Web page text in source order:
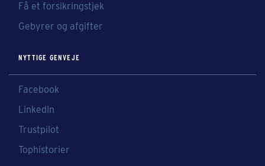
Få et forsikringstjek
Gebyrer og afgifter
NYTTIGE GENVEJE
Facebook
LinkedIn
Trustpilot
Tophistorier